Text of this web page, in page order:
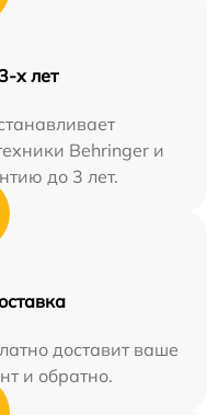
х лет
Behringer и
до 3 лет.
доставит ваше
и обратно.